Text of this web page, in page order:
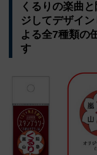
くるりの楽曲
ジしてデザイ
よる全7種類の
す